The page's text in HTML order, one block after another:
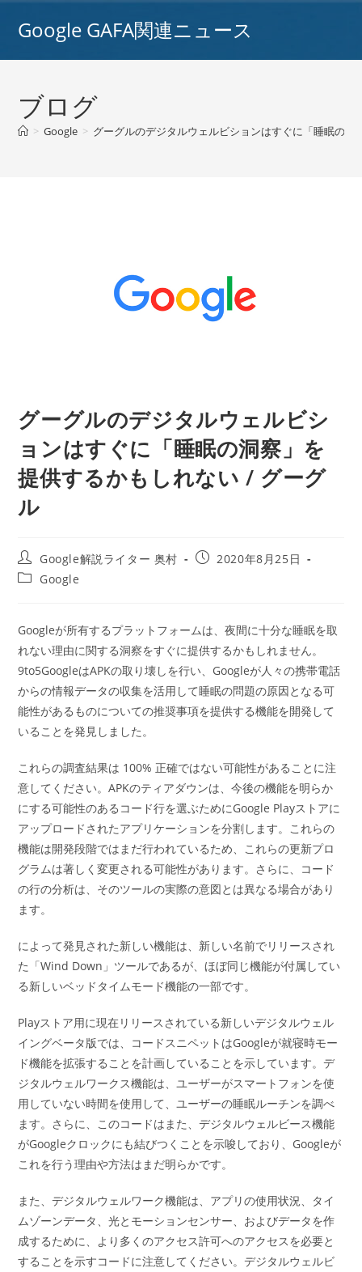
Google GAFA関連ニュース
ブログ
> Google > グーグルのデジタルウェルビションはすぐに「睡眠の
グーグルのデジタルウェルビシ
ョンはすぐに「睡眠の洞察」を
提供するかもしれない / グーグ
ル
投
稿
者:
Google解説ライター 奥村
投
2020年8月25日
投
テ
ゴ
リ
ー:
Google
Googleが所有するプラットフォームは、夜間に十分な睡眠を取
れない理由に関する洞察をすぐに提供するかもしれません。
9to5GoogleはAPKの取り壊しを行い、Googleが人々の携帯電話
からの情報データの収集を活用して睡眠の問題の原因となる可
能性があるものについての推奨事項を提供する機能を開発して
いることを発見しました。
これらの調査結果は 100% 正確ではない可能性があることに注
意してください。APKのティアダウンは、今後の機能を明らか
にする可能性のあるコード行を選ぶためにGoogle Playストアに
アップロードされたアプリケーションを分割します。これらの
機能は開発段階ではまだ行われているため、これらの更新プロ
グラムは著しく変更される可能性があります。さらに、コード
の行の分析は、そのツールの実際の意図とは異なる場合があり
ます。
によって発見された新しい機能は、新しい名前でリリースされ
た「Wind Down」ツールであるが、ほぼ同じ機能が付属してい
る新しいベッドタイムモード機能の一部です。
Playストア用に現在リリースされている新しいデジタルウェル
イングベータ版では、コードスニペットはGoogleが就寝時モー
ド機能を拡張することを計画していることを示しています。デ
ジタルウェルワークス機能は、ユーザーがスマートフォンを使
用していない時間を使用して、ユーザーの睡眠ルーチンを調べ
ます。さらに、このコードはまた、デジタルウェルビース機能
がGoogleクロックにも結びつくことを示唆しており、Googleが
これを行う理由や方法はまだ明らかです。
また、デジタルウェルワーク機能は、アプリの使用状況、タイ
ムゾーンデータ、光とモーションセンサー、およびデータを作
成するために、より多くのアクセス許可へのアクセスを必要と
することを示すコードに注意してください。デジタルウェルビ